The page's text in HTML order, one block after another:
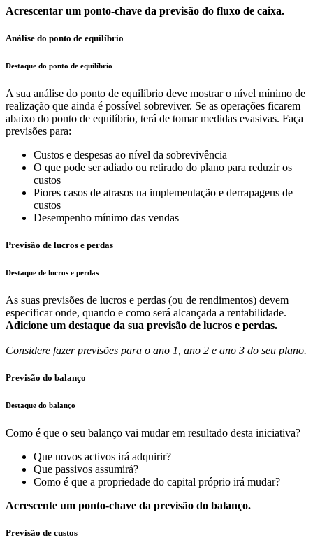
Acrescentar um ponto-chave da previsão do fluxo de caixa.
Análise do ponto de equilíbrio
Destaque do ponto de equilíbrio
A sua análise do ponto de equilíbrio deve mostrar o nível mínimo de
realização que ainda é possível sobreviver. Se as operações ficarem
abaixo do ponto de equilíbrio, terá de tomar medidas evasivas. Faça
previsões para:
Custos e despesas ao nível da sobrevivência
O que pode ser adiado ou retirado do plano para reduzir os
custos
Piores casos de atrasos na implementação e derrapagens de
custos
Desempenho mínimo das vendas
Previsão de lucros e perdas
Destaque de lucros e perdas
As suas previsões de lucros e perdas (ou de rendimentos) devem
especificar onde, quando e como será alcançada a rentabilidade.
Adicione um destaque da sua previsão de lucros e perdas.
Considere fazer previsões para o ano 1, ano 2 e ano 3 do seu plano.
Previsão do balanço
Destaque do balanço
Como é que o seu balanço vai mudar em resultado desta iniciativa?
Que novos activos irá adquirir?
Que passivos assumirá?
Como é que a propriedade do capital próprio irá mudar?
Acrescente um ponto-chave da previsão do balanço.
Previsão de custos